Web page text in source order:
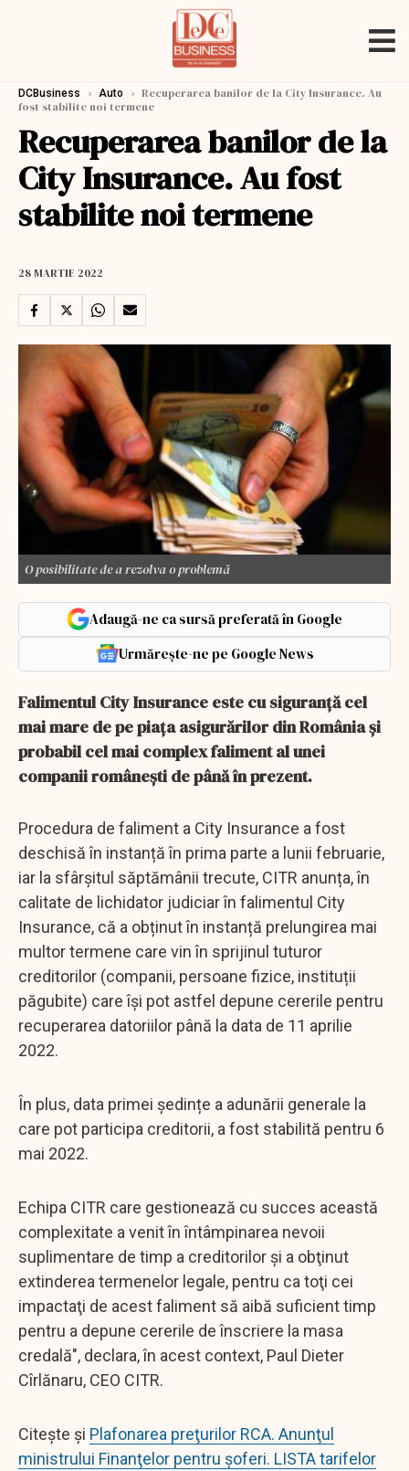
DCBusiness › Auto › Recuperarea banilor de la City Insurance. Au
fost stabilite noi termene
Recuperarea banilor de la
City Insurance. Au fost
stabilite noi termene
28 MARTIE 2022
O posibilitate de a rezolva o problemă
Adaugă-ne ca sursă preferată în Google
Urmărește-ne pe Google News
Falimentul City Insurance este cu siguranţă cel
mai mare de pe piaţa asigurărilor din România şi
probabil cel mai complex faliment al unei
companii româneşti de până în prezent.
Procedura de faliment a City Insurance a fost
deschisă în instanță în prima parte a lunii februarie,
iar la sfârșitul săptămânii trecute, CITR anunța, în
calitate de lichidator judiciar în falimentul City
Insurance, că a obținut în instanță prelungirea mai
multor termene care vin în sprijinul tuturor
creditorilor (companii, persoane fizice, instituții
păgubite) care își pot astfel depune cererile pentru
recuperarea datoriilor până la data de 11 aprilie
2022.
În plus, data primei ședințe a adunării generale la
care pot participa creditorii, a fost stabilită pentru 6
mai 2022.
Echipa CITR care gestionează cu succes această
complexitate a venit în întâmpinarea nevoii
suplimentare de timp a creditorilor şi a obţinut
extinderea termenelor legale, pentru ca toţi cei
impactaţi de acest faliment să aibă suficient timp
pentru a depune cererile de înscriere la masa
credală", declara, în acest context, Paul Dieter
Cîrlănaru, CEO CITR.
Citește și Plafonarea preţurilor RCA. Anunţul
ministrului Finanţelor pentru şoferi. LISTA tarifelor